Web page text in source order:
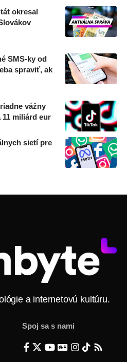
okresal
SMS-ky od
spraviť, ak
vážny
miliárd eur
sietí pre
a internetovú kultúru.
Spoj sa s nami